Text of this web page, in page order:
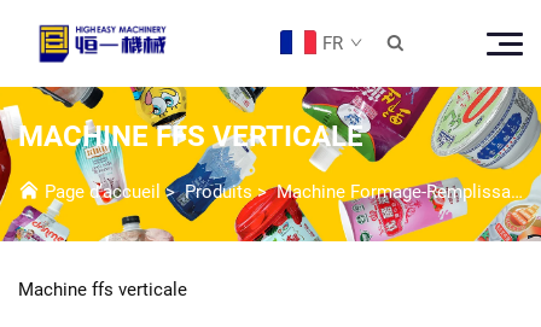
FR 
MACHINE FFS VERTICALE
Page d’accueil >Produits>Machine Formage-Remplissage-Scellage (FFS)
Machine ffs verticale